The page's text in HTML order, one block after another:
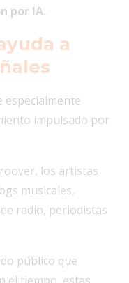
por IA.
a
especialmente
impulsado por
los artistas
musicales,
radio, periodistas
público que